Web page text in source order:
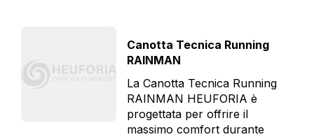
Canotta Tecnica Running
RAINMAN
La Canotta Tecnica Running
RAINMAN HEUFORIA è
progettata per offrire il
massimo comfort durante